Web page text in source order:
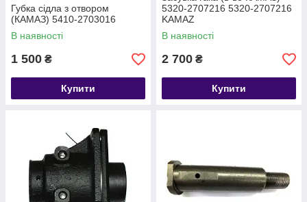
Губка сідла з отвором
(КАМАЗ) 5410-2703016
В наявності
1 500 ₴
Купити
5320-2707216 5320-2707216
KAMAZ
В наявності
2 700 ₴
Купити